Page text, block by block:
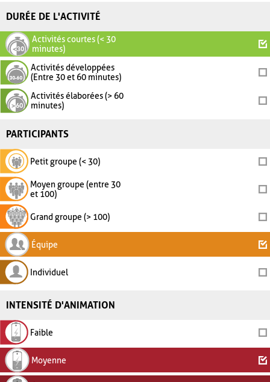
DURÉE DE L'ACTIVITÉ
Activités courtes (< 30
minutes)
Activités développées
(Entre 30 et 60 minutes)
Activités élaborées (> 60
minutes)
PARTICIPANTS
Petit groupe (< 30)
Moyen groupe (entre 30
et 100)
Grand groupe (> 100)
Équipe
Individuel
INTENSITÉ D'ANIMATION
Faible
Moyenne